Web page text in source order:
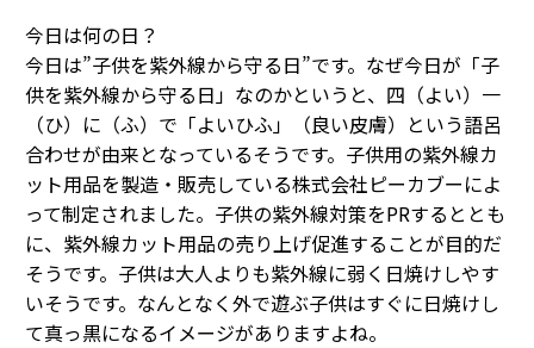
今日は何の日？
今日は”子供を紫外線から守る日”です。なぜ今日が「子
供を紫外線から守る日」なのかというと、四（よい）一
（ひ）に（ふ）で「よいひふ」（良い皮膚）という語呂
合わせが由来となっているそうです。子供用の紫外線カ
ット用品を製造・販売している株式会社ピーカブーによ
って制定されました。子供の紫外線対策をPRするととも
に、紫外線カット用品の売り上げ促進することが目的だ
そうです。子供は大人よりも紫外線に弱く日焼けしやす
いそうです。なんとなく外で遊ぶ子供はすぐに日焼けし
て真っ黒になるイメージがありますよね。